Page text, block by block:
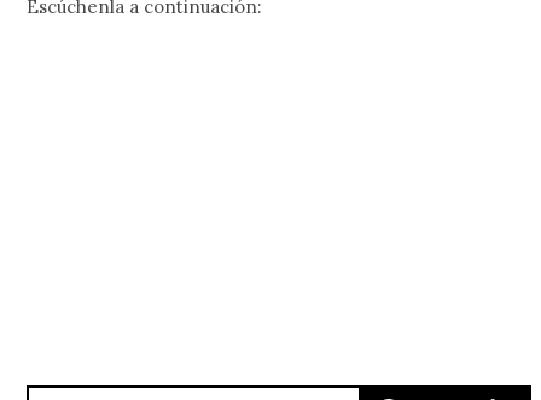
Escúchenla a continuación: